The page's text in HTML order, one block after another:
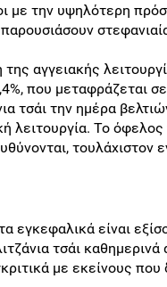
με την υψηλότερη
αγγειακής
που μεταφράζεται
τσάι την ημέρα
λειτουργία. Το
τουλάχιστον
εγκεφαλικά είναι
τσάι
με εκείνους